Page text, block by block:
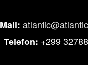
Mail:
Telefon: +299